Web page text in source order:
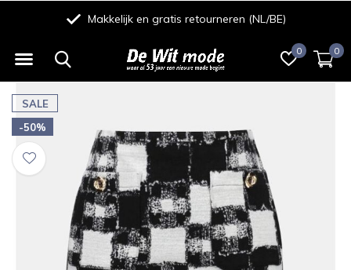
0 0
Makkelijk en gratis retourneren (NL/BE)
SALE
-50%